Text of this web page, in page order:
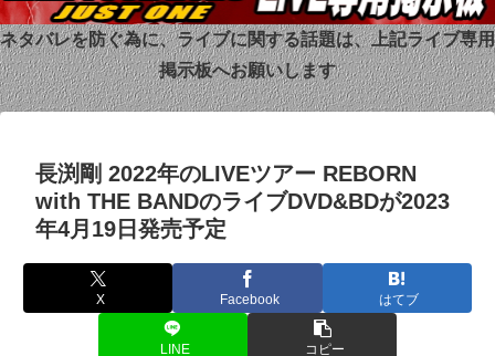
ネタバレを防ぐ為に、ライブに関する話題は、上記ライブ専用
掲示板へお願いします
長渕剛 2022年のLIVEツアー REBORN
with THE BANDのライブDVD&BDが2023
年4月19日発売予定
X Facebook はてブ
LINE コピー